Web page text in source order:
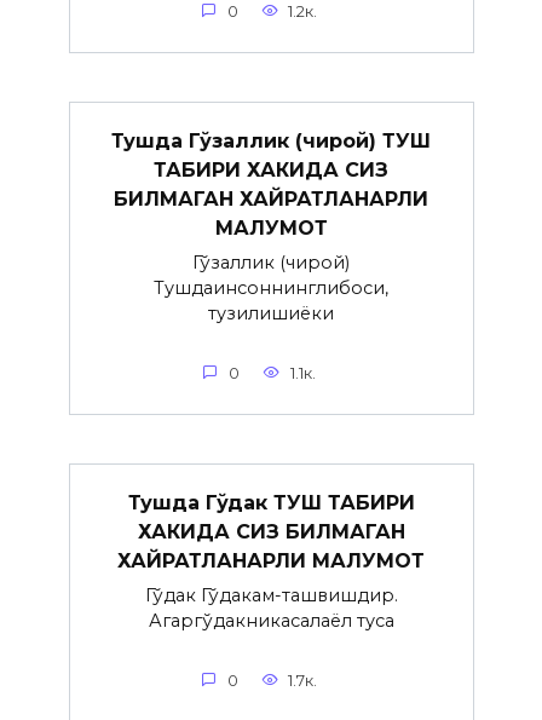
0 1.2к.
Тушда Гўзаллик (чирой) ТУШ
ТАБИРИ ХАКИДА СИЗ
БИЛМАГАН ХАЙРАТЛАНАРЛИ
МАЛУМОТ
Гўзаллик (чирой)
Тушдаинсоннинглибоси,
тузилишиёки
0 1.1к.
Тушда Гўдак ТУШ ТАБИРИ
ХАКИДА СИЗ БИЛМАГАН
ХАЙРАТЛАНАРЛИ МАЛУМОТ
Гўдак Гўдакғам-ташвишдир.
Агаргўдакникасалаёл туғса
0 1.7к.